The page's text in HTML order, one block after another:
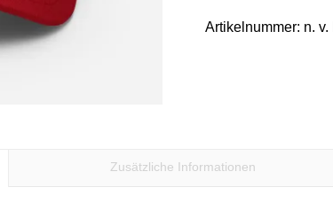
Artikelnummer: n. v.
Zusätzliche Informationen